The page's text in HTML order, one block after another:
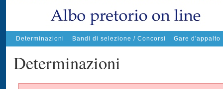
Determinazioni Bandi di selezione / Concorsi Gare d'appalto
Determinazioni